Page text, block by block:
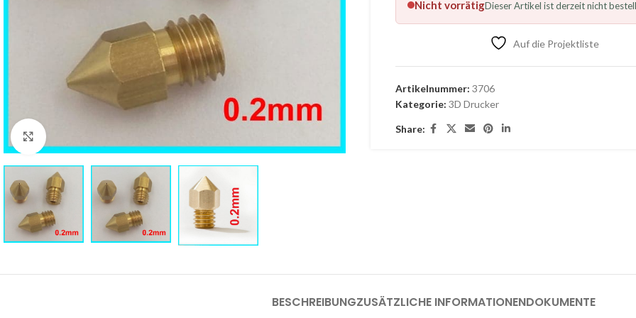
Nicht vorrätigDieser Artikel ist derzeit nicht
Auf die Projektliste
Artikelnummer: 3706
Kategorie: 3D Drucker
Share:
BESCHREIBUNGZUSÄTZLICHE INFORMATIONENDOKUMENTE